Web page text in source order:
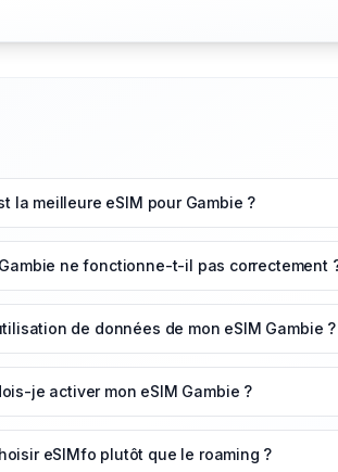
la meilleure eSIM pour Gambie ?
ne fonctionne-t-il pas correctement
de données de mon eSIM Gambie ?
je activer mon eSIM Gambie ?
eSIMfo plutôt que le roaming ?